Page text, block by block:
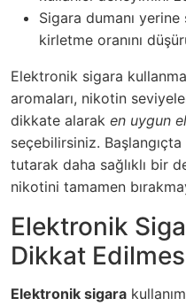
Sigara dumanı
kirletme oranını
Elektronik sigara
aromaları, nikotin
dikkate alarak en uygun
seçebilirsiniz.
tutarak daha sağlıklı bir
nikotini tamamen
Elektronik
Dikkat
Elektronik sigara